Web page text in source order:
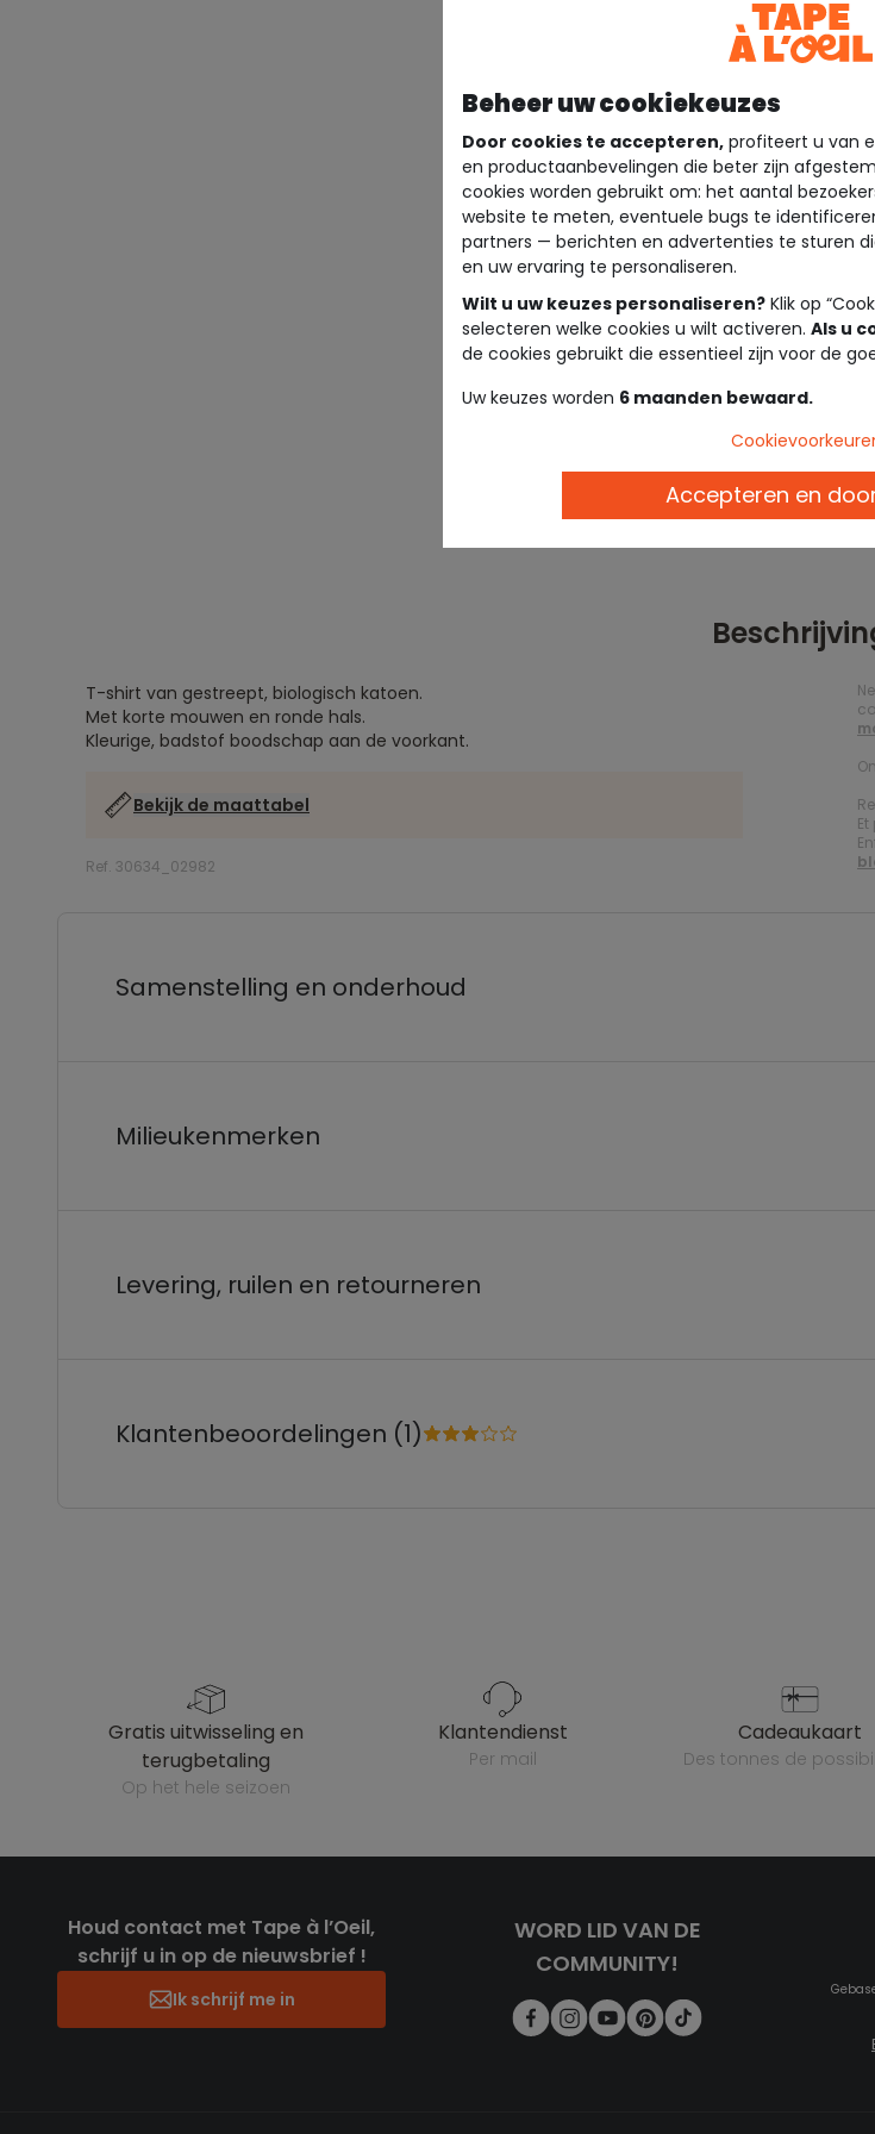
T-shirt van gestreept, biologisch katoen.
Met korte mouwen en ronde hals.
Kleurige, badstof boodschap aan de voorkant.
Bekijk de maattabel
Ref. 30634_02982
Samenstelling en onderhoud
Milieukenmerken
Levering, ruilen en retourneren
Klantenbeoordelingen (1)
gratis uitwisseling en
terugbetaling
op het hele seizoen
klantendienst
per mail
cadeaukaart
des tonnes de
Houd contact met Tape à l’Oeil,
schrijf u in op de nieuwsbrief !
Ik schrijf me in
WORD LID VAN DE
COMMUNITY!
Beheer uw cookiekeuzes
Door cookies te accepteren, profiteert u van
en productaanbevelingen die beter zijn
cookies worden gebruikt om: het aantal
website te meten, eventuele bugs te
partners — berichten en advertenties te sturen
en uw ervaring te personaliseren.
Wilt u uw keuzes personaliseren? Klik op
selecteren welke cookies u wilt activeren. Als u
de cookies gebruikt die essentieel zijn voor de
Uw keuzes worden 6 maanden bewaard.
Accepteren en